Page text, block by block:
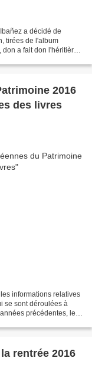
a décidé de
tirées de l'album
don a fait don l'héritière
2016
des livres
informations relatives
se sont déroulées à
précédentes, le
rentrée 2016